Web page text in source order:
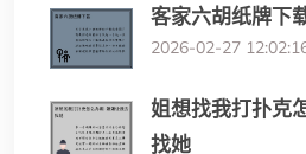
客家六胡纸牌下
2026-02-27
姐想找我打扑克
找她